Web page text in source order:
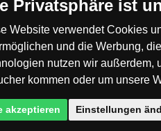
Privatsphäre ist
Website verwendet Cookies
und die Werbung,
nutzen wir außerdem,
kommen oder um unsere
akzeptieren Einstellungen